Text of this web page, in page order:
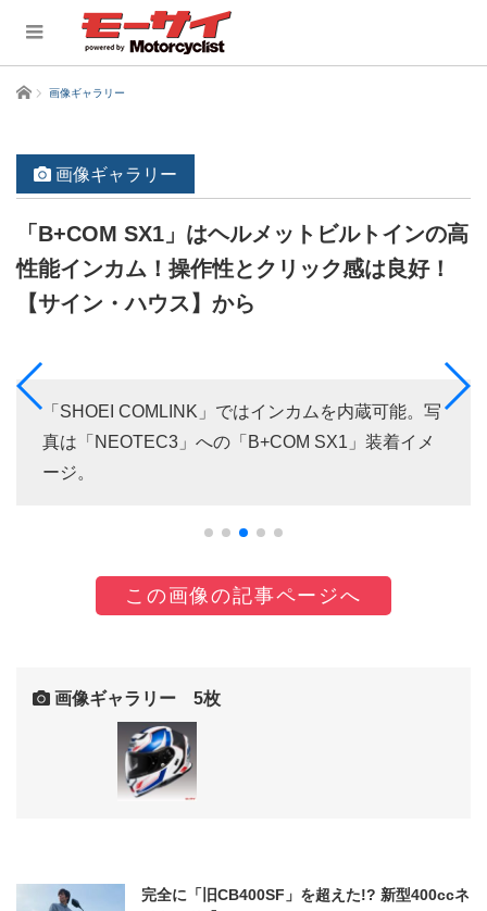
ホーム 画像ギャラリー
画像ギャラリー
「B+COM SX1」はヘルメットビルトインの高
性能インカム！操作性とクリック感は良好！
【サイン・ハウス】から
「SHOEI COMLINK」ではインカムを内蔵可能。写
真は「NEOTEC3」への「B+COM SX1」装着イメ
ージ。
この画像の記事ページへ
画像ギャラリー 5枚
完全に「旧CB400SF」を超えた!? 新型400ccネ